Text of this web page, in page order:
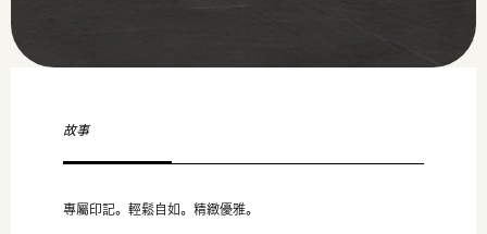
故事
專屬印記。輕鬆自如。精緻優雅。